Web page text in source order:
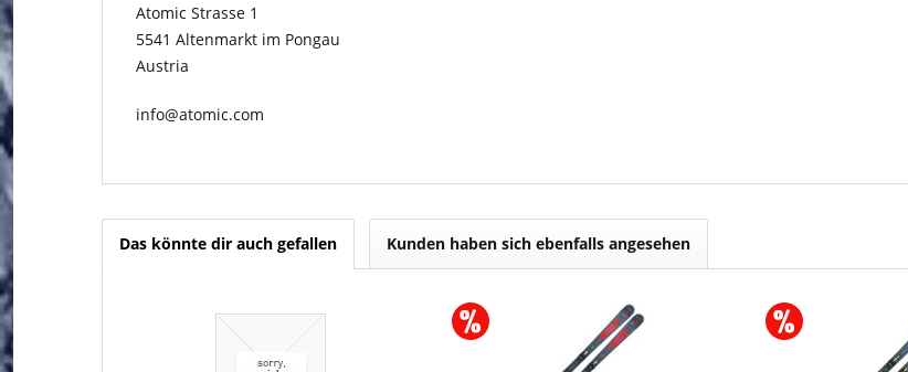
Atomic Strasse 1
5541 Altenmarkt im Pongau
Austria
info@atomic.com
Das könnte dir auch gefallen Kunden haben sich ebenfalls angesehen